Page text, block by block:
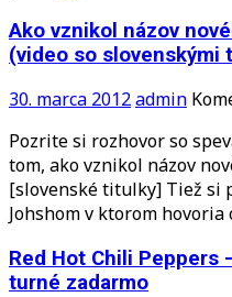
Ako vznikol názov
(video so slovenskými
30. marca 2012admin
Pozrite si rozhovor so
tom, ako vznikol názov
[slovenské titulky] Tiež si
Johshom v ktorom hovoria
Red Hot Chili Peppers
turné zadarmo